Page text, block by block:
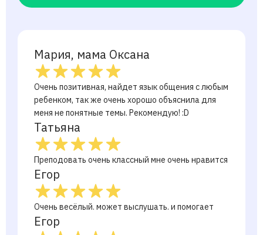
Мария, мама Оксана
Очень позитивная, найдет язык общения с любым
ребенком, так же очень хорошо объяснила для
меня не понятные темы. Рекомендую! :D
Татьяна
Преподовать очень классный мне очень нравится
Егор
Очень весёлый. может выслушать. и помогает
Егор